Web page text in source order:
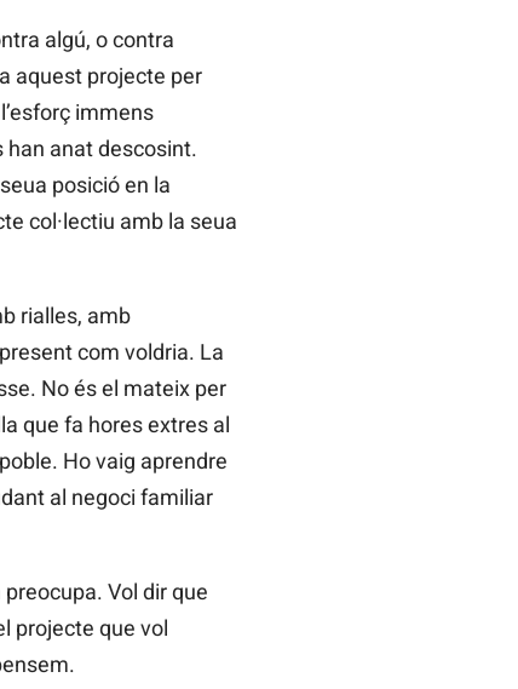
algú, o contra
aquest projecte per
immens
han anat descosint.
posició en la
col·lectiu amb la seua
rialles, amb
com voldria. La
No és el mateix per
que fa hores extres al
Ho vaig aprendre
al negoci familiar
Vol dir que
projecte que vol